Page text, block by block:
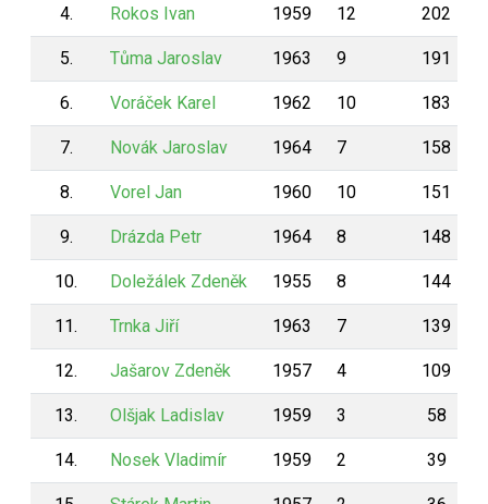
4. Rokos Ivan 1959 12 202
5. Tůma Jaroslav 1963 9 191
6. Voráček Karel 1962 10 183
7. Novák Jaroslav 1964 7 158
8. Vorel Jan 1960 10 151
9. Drázda Petr 1964 8 148
10. Doležálek Zdeněk 1955 8 144
11. Trnka Jiří 1963 7 139
12. Jašarov Zdeněk 1957 4 109
13. Olšjak Ladislav 1959 3 58
14. Nosek Vladimír 1959 2 39